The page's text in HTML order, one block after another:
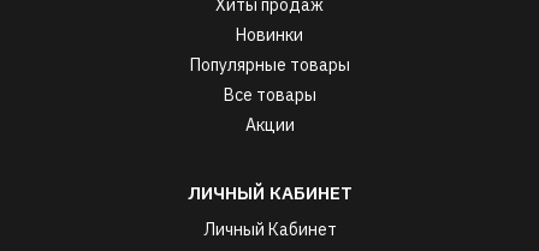
Хиты продаж
Новинки
Популярные товары
Все товары
Акции
ЛИЧНЫЙ КАБИНЕТ
Личный Кабинет